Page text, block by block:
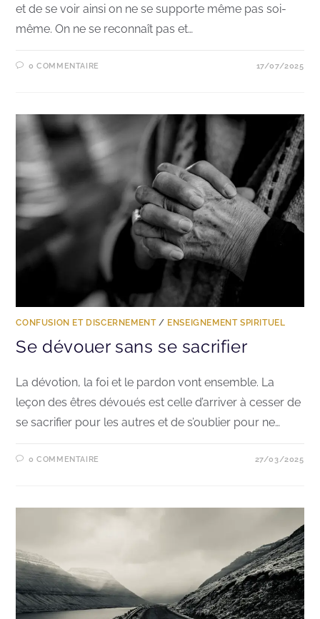
et de se voir ainsi on ne se supporte même pas soi-
même. On ne se reconnaît pas et…
0 COMMENTAIRE 17/07/2025
CONFUSION ET DISCERNEMENT/ ENSEIGNEMENT SPIRITUEL
Se dévouer sans se sacrifier
La dévotion, la foi et le pardon vont ensemble. La
leçon des êtres dévoués est celle d’arriver à cesser de
se sacrifier pour les autres et de s’oublier pour ne…
0 COMMENTAIRE 27/03/2025